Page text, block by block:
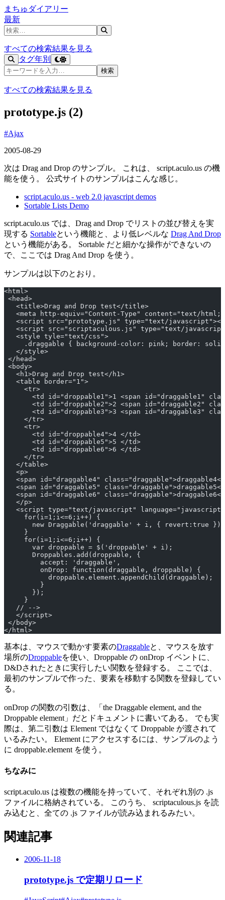
まちゅダイアリー
最新
記事を検索
すべての検索結果を見る
タグ年別
記事を検索
検索
すべての検索結果を見る
prototype.js (2)
#Ajax
2005-08-29
次は Drag and Drop のサンプル。 これは、 script.aculo.us の機
能を使う。 公式サイトのサンプルはこんな感じ。
script.aculo.us - web 2.0 javascript demos
Sortable Lists Demo
script.aculo.us では、Drag and Drop でリストの並び替えを実
現する Sortableという機能と、より低レベルな Drag And Drop
という機能がある。 Sortable だと細かな操作ができないの
で、ここでは Drag And Drop を使う。
サンプルは以下のとおり。
<html>
<head>
   <title>Drag and Drop test</title>
<meta http-equiv="Content-Type" content="text/html;
<script src="prototype.js" type="text/
<script src="scriptaculous.js" type="text/
   <style tyle="text/css">
.draggable { background-color: pink; border:
   </style>
</head>
<body>
   <h1>Drag and Drop test</h1>
   <table border="1">
     <tr>
<td id="droppable1">1 <span id="draggable1"
<td id="droppable2">2 <span id="draggable2"
<td id="droppable3">3 <span id="draggable3"
     </tr>
     <tr>
       <td id="droppable4">4 </td>
       <td id="droppable5">5 </td>
       <td id="droppable6">6 </td>
     </tr>
   </table>
   <p>
<span id="draggable4"
<span id="draggable5"
<span id="draggable6"
   </p>
<script type="text/javascript"
     for(i=1;i<=6;i++) {
       new Draggable('draggable' + i, { revert:true });
     }
     for(i=1;i<=6;i++) {
       var droppable = $('droppable' + i);
       Droppables.add(droppable, {
         accept: 'draggable',
         onDrop: function(draggable, droppable) {
           droppable.element.appendChild(draggable);
         }
       });
     }
   // -->
   </script>
</body>
</html>
基本は、マウスで動かす要素のDraggableと、マウスを放す
場所のDroppableを使い、Droppable の onDrop イベントに、
D&Dされたときに実行したい関数を登録する。 ここでは、
最初のサンプルで作った、要素を移動する関数を登録してい
る。
onDrop の関数の引数は、「the Draggable element, and the
Droppable element」だとドキュメントに書いてある。 でも実
際は、第二引数は Element ではなくて Droppable が渡されて
いるみたい。 Element にアクセスするには、サンプルのよう
に droppable.element を使う。
ちなみに
script.aculo.us は複数の機能を持っていて、それぞれ別の .js
ファイルに格納されている。 このうち、 scriptaculous.js を読
み込むと、全ての .js ファイルが読み込まれるみたい。
関連記事
2006-11-18
prototype.js で定期リロード